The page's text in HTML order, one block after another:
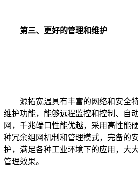
第三、更好的管理和维护
源拓宽温具有丰富的网络和安全特
维护功能，能够远程监控和控制、自
网，千兆端口性能优越，采用高性能
种冗余组网机制和管理模式，完备的
护，满足各种工业环境下的应用，大
管理效果。